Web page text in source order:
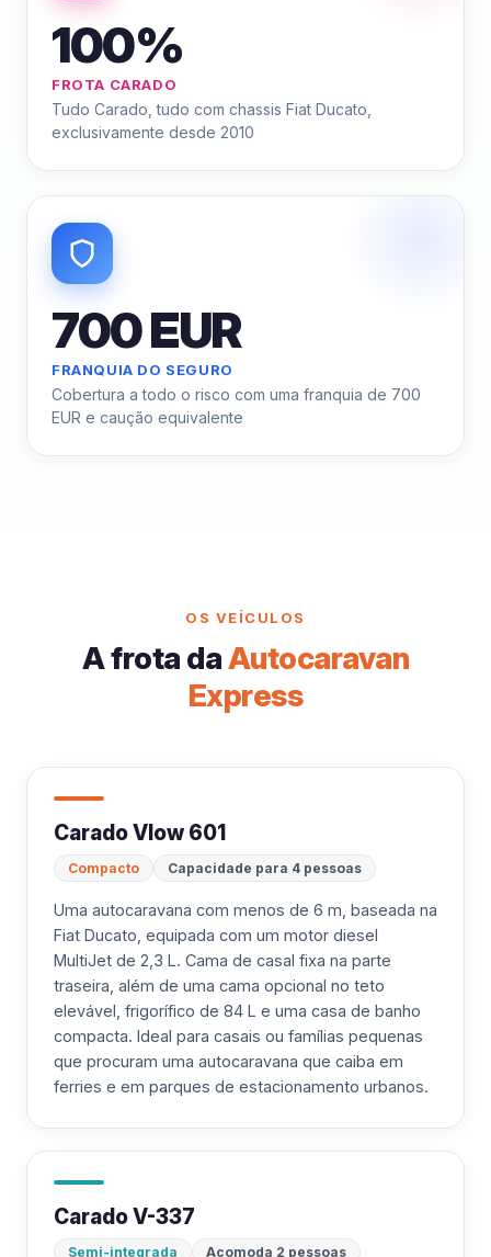
100%
FROTA CARADO
Tudo Carado, tudo com chassis Fiat Ducato,
exclusivamente desde 2010
700 EUR
FRANQUIA DO SEGURO
Cobertura a todo o risco com uma franquia de 700
EUR e caução equivalente
OS VEÍCULOS
A frota daAutocaravan
Express
Carado Vlow 601
Compacto Capacidade para 4 pessoas
Uma autocaravana com menos de 6 m, baseada na
Fiat Ducato, equipada com um motor diesel
MultiJet de 2,3 L. Cama de casal fixa na parte
traseira, além de uma cama opcional no teto
elevável, frigorífico de 84 L e uma casa de banho
compacta. Ideal para casais ou famílias pequenas
que procuram uma autocaravana que caiba em
ferries e em parques de estacionamento urbanos.
Carado V-337
Semi-integrada Acomoda 2 pessoas